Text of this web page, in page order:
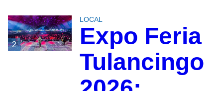
2
LOCAL
Expo Feria
Tulancingo